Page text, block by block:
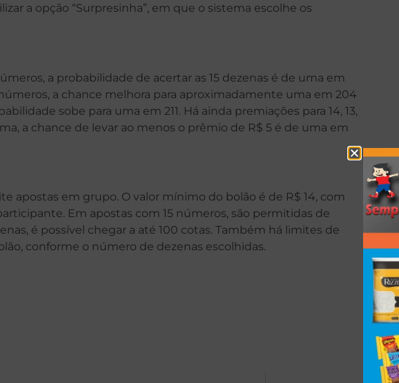
a opção “Surpresinha”, em que o sistema escolhe os
a probabilidade de acertar as 15 dezenas é de uma em
a chance melhora para aproximadamente uma em 204
sobe para uma em 211. Há ainda premiações para 14, 13,
a chance de levar ao menos o prêmio de R$ 5 é de uma em
apostas em grupo. O valor mínimo do bolão é de R$ 14, com
Em apostas com 15 números, são permitidas de
é possível chegar a até 100 cotas. Também há limites de
conforme o número de dezenas escolhidas.